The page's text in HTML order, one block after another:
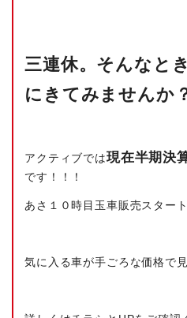
三連休。そんなと
にきてみませんか
アクティブでは現在半期決
です！！！
あさ１０時目玉車販売スター
気に入る車が手ごろな価格で